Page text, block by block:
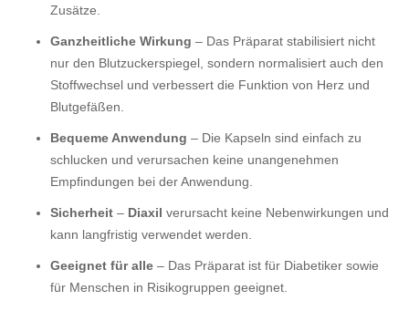
Zusätze.
Ganzheitliche Wirkung – Das Präparat stabilisiert nicht
nur den Blutzuckerspiegel, sondern normalisiert auch den
Stoffwechsel und verbessert die Funktion von Herz und
Blutgefäßen.
Bequeme Anwendung – Die Kapseln sind einfach zu
schlucken und verursachen keine unangenehmen
Empfindungen bei der Anwendung.
Sicherheit – Diaxil verursacht keine Nebenwirkungen und
kann langfristig verwendet werden.
Geeignet für alle – Das Präparat ist für Diabetiker sowie
für Menschen in Risikogruppen geeignet.